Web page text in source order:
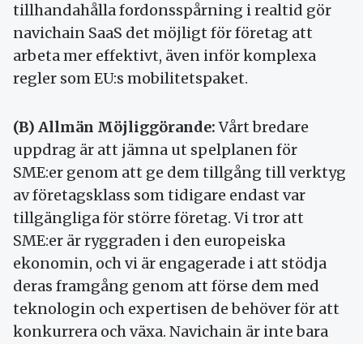
tillhandahålla fordonsspårning i realtid gör
navichain SaaS det möjligt för företag att
arbeta mer effektivt, även inför komplexa
regler som EU:s mobilitetspaket.
(B) Allmän Möjliggörande:Vårt bredare
uppdrag är att jämna ut spelplanen för
SME:er genom att ge dem tillgång till verktyg
av företagsklass som tidigare endast var
tillgängliga för större företag. Vi tror att
SME:er är ryggraden i den europeiska
ekonomin, och vi är engagerade i att stödja
deras framgång genom att förse dem med
teknologin och expertisen de behöver för att
konkurrera och växa. Navichain är inte bara